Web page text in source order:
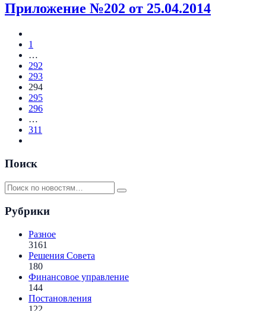
Приложение №202 от 25.04.2014
1
…
292
293
294
295
296
…
311
Поиск
Рубрики
Разное
3161
Решения Совета
180
Финансовое управление
144
Постановления
122